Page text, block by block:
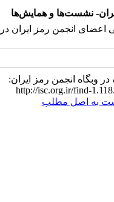
سال ۹۹